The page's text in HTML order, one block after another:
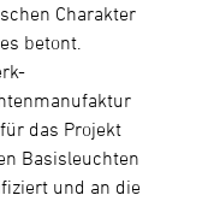
Charakter
betont.
das Projekt
Basisleuchten
und an die